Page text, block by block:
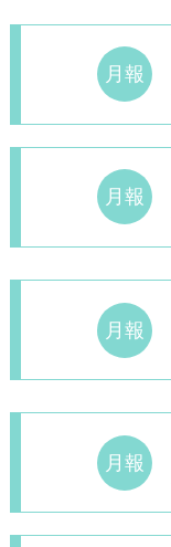
月報
月報
月報
月報